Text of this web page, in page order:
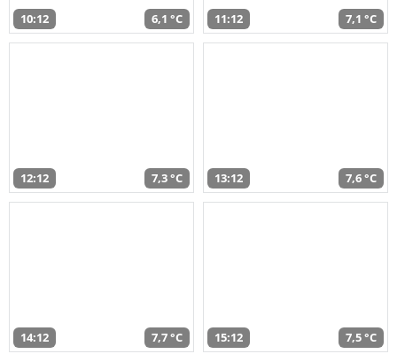
10:12 6,1 °C 11:12 7,1 °C
12:12 7,3 °C 13:12 7,6 °C
14:12 7,7 °C 15:12 7,5 °C